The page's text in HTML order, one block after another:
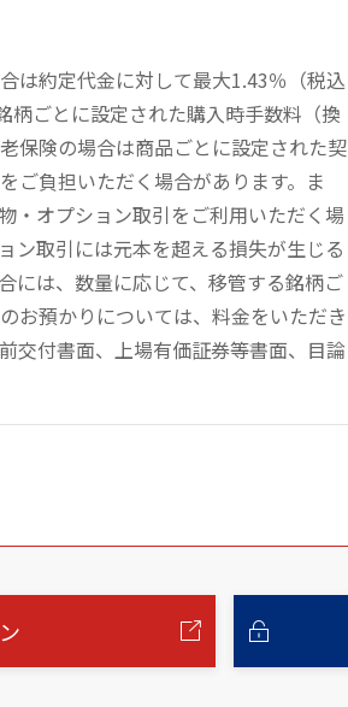
は約定代金に対して最大1.43％（税込
ごとに設定された購入時手数料（換
保険の場合は商品ごとに設定された契
ご負担いただく場合があります。ま
・オプション取引をご利用いただく場
ン取引には元本を超える損失が生じる
には、数量に応じて、移管する銘柄ご
お預かりについては、料金をいただき
交付書面、上場有価証券等書面、目論